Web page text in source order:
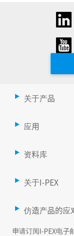
关于产品
应用
资料库
关于I-PEX
仿造产品的应
申请订阅I-PEX电子